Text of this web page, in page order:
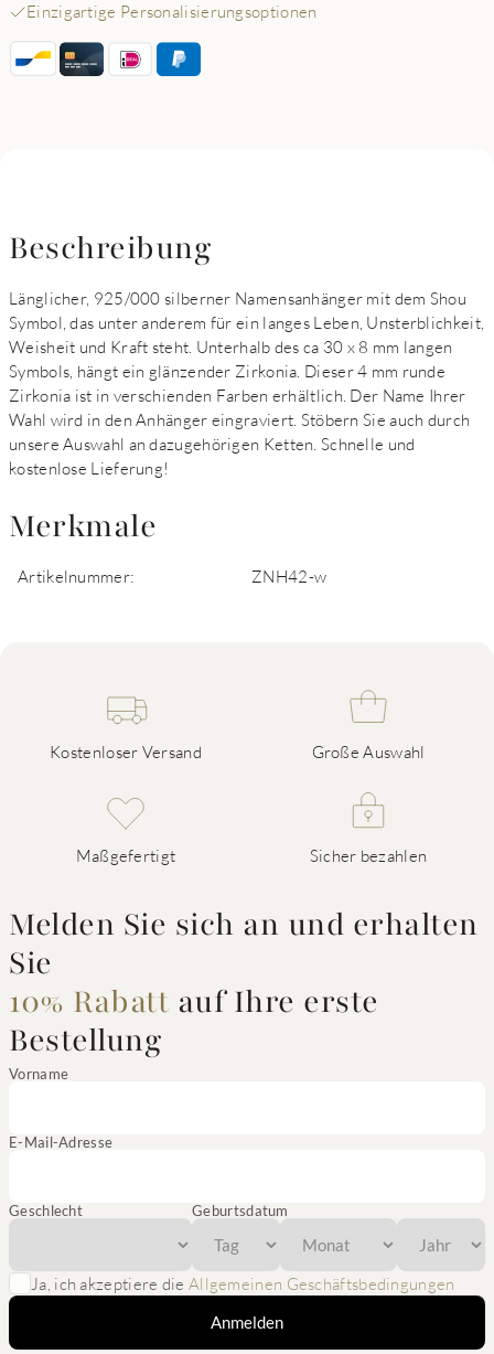
Einzigartige Personalisierungsoptionen
Beschreibung
Länglicher, 925/000 silberner Namensanhänger mit dem Shou
Symbol, das unter anderem für ein langes Leben, Unsterblichkeit,
Weisheit und Kraft steht. Unterhalb des ca 30 x 8 mm langen
Symbols, hängt ein glänzender Zirkonia. Dieser 4 mm runde
Zirkonia ist in verschienden Farben erhältlich. Der Name Ihrer
Wahl wird in den Anhänger eingraviert. Stöbern Sie auch durch
unsere Auswahl an dazugehörigen Ketten. Schnelle und
kostenlose Lieferung!
Merkmale
Artikelnummer: ZNH42-w
Kostenloser Versand Große Auswahl
Maßgefertigt Sicher bezahlen
Melden Sie sich an und erhalten
Sie
10% Rabatt auf Ihre erste
Bestellung
Vorname
E-Mail-Adresse
Geschlecht Geburtsdatum
Ja, ich akzeptiere die Allgemeinen Geschäftsbedingungen
Anmelden